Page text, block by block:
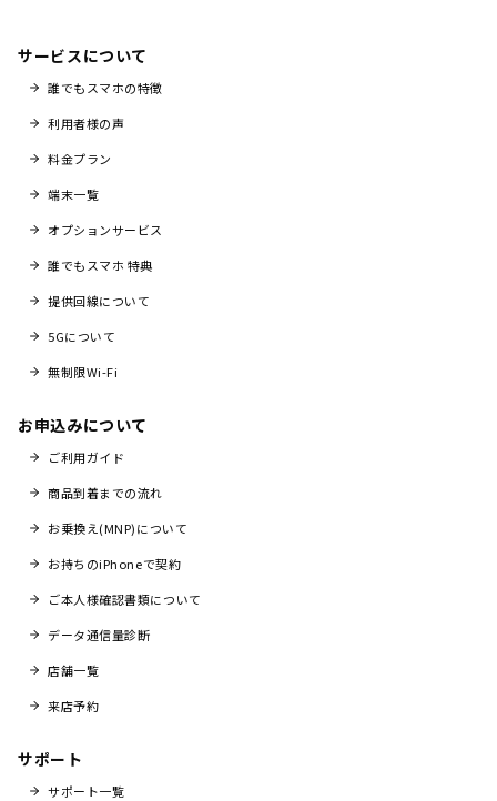
サービスについて
誰でもスマホの特徴
利用者様の声
料金プラン
端末一覧
オプションサービス
誰でもスマホ 特典
提供回線について
5Gについて
無制限Wi-Fi
お申込みについて
ご利用ガイド
商品到着までの流れ
お乗換え(MNP)について
お持ちのiPhoneで契約
ご本人様確認書類について
データ通信量診断
店舗一覧
来店予約
サポート
サポート一覧